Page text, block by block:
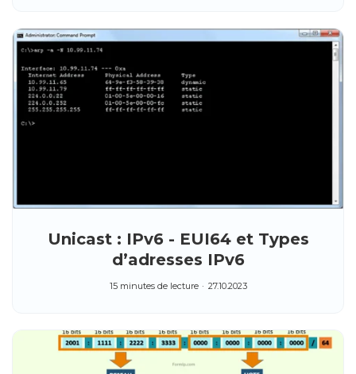
Unicast : IPv6 - EUI64 et Types
d’adresses IPv6
15 minutes de lecture 27.10.2023